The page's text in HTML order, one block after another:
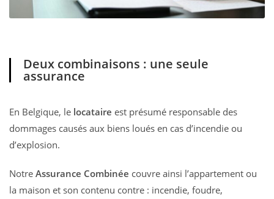
Deux combinaisons : une seule
assurance
En Belgique, le locataire est présumé responsable des
dommages causés aux biens loués en cas d’incendie ou
d’explosion.
Notre Assurance Combinée couvre ainsi l’appartement ou
la maison et son contenu contre : incendie, foudre,